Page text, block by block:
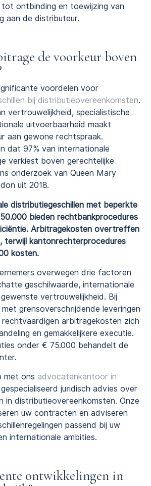
ontbinding en toewijzing van
aan de distributeur.
de voorkeur boven
voordelen voor
bij distributieovereenkomsten.
vertrouwelijkheid, specialistische
uitvoerbaarheid maakt
aan gewone rechtspraak.
dat 97% van internationale
verkiest boven gerechtelijke
onderzoek van Queen Mary
uit 2018.
distributiegeschillen met beperkte
bieden rechtbankprocedures
Arbitragekosten overtreffen
terwijl kantonrechterprocedures
kosten.
overwegen drie factoren
geschilwaarde, internationale
vertrouwelijkheid. Bij
grensoverschrijdende leveringen
arbitragekosten zich
en gemakkelijkere executie.
onder € 75.000 behandelt de
met ons advocatenkantoor in
juridisch advies over
in distributieovereenkomsten. Onze
uw contracten en adviseren
passend bij uw
internationale ambities.
ontwikkelingen in